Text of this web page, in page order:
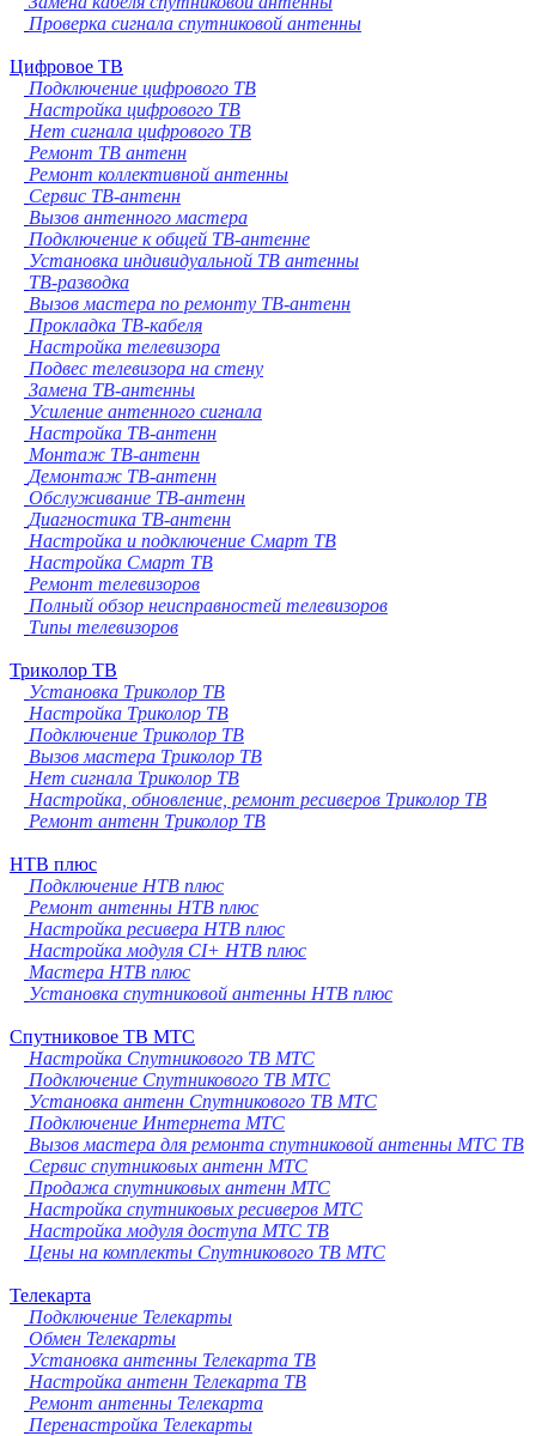
Проверка сигнала спутниковой антенны
Цифровое ТВ
Подключение цифрового ТВ
Настройка цифрового ТВ
Нет сигнала цифрового ТВ
Ремонт ТВ антенн
Ремонт коллективной антенны
Сервис ТВ-антенн
Вызов антенного мастера
Подключение к общей ТВ-антенне
Установка индивидуальной ТВ антенны
ТВ-разводка
Вызов мастера по ремонту ТВ-антенн
Прокладка ТВ-кабеля
Настройка телевизора
Подвес телевизора на стену
Замена ТВ-антенны
Усиление антенного сигнала
Настройка ТВ-антенн
Монтаж ТВ-антенн
Демонтаж ТВ-антенн
Обслуживание ТВ-антенн
Диагностика ТВ-антенн
Настройка и подключение Смарт ТВ
Настройка Смарт ТВ
Ремонт телевизоров
Полный обзор неисправностей телевизоров
Типы телевизоров
Триколор ТВ
Установка Триколор ТВ
Настройка Триколор ТВ
Подключение Триколор ТВ
Вызов мастера Триколор ТВ
Нет сигнала Триколор ТВ
Настройка, обновление, ремонт ресиверов Триколор ТВ
Ремонт антенн Триколор ТВ
НТВ плюс
Подключение НТВ плюс
Ремонт антенны НТВ плюс
Настройка ресивера НТВ плюс
Настройка модуля CI+ НТВ плюс
Мастера НТВ плюс
Установка спутниковой антенны НТВ плюс
Спутниковое ТВ МТС
Настройка Спутникового ТВ МТС
Подключение Спутникового ТВ МТС
Установка антенн Спутникового ТВ МТС
Подключение Интернета МТС
Вызов мастера для ремонта спутниковой антенны МТС ТВ
Сервис спутниковых антенн МТС
Продажа спутниковых антенн МТС
Настройка спутниковых ресиверов МТС
Настройка модуля доступа МТС ТВ
Цены на комплекты Спутникового ТВ МТС
Телекарта
Подключение Телекарты
Обмен Телекарты
Установка антенны Телекарта ТВ
Настройка антенн Телекарта ТВ
Ремонт антенны Телекарта
Перенастройка Телекарты